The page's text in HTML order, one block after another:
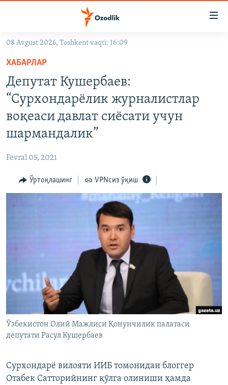
Асосий
навигацияга
ўтинг
Қидиришга
ўтинг
OZODARXIV
На русском
Озодлик бошқа тилларда
08 Avgust 2026, Toshkent vaqti: 16:09
ХАБАРЛАР
Депутат Кушербаев:
“Сурхондарёлик журналистлар
воқеаси давлат сиёсати учун
шармандалик”
Fevral 05, 2021
Ўртоқлашинг VPNсиз ўқиш
Ўзбекистон Олий Мажлиси Қонунчилик палатаси
депутати Расул Кушербаев
Cурхондарё вилояти ИИБ томонидан блоггер
Отабек Сатторийнинг қўлга олиниши ҳамда